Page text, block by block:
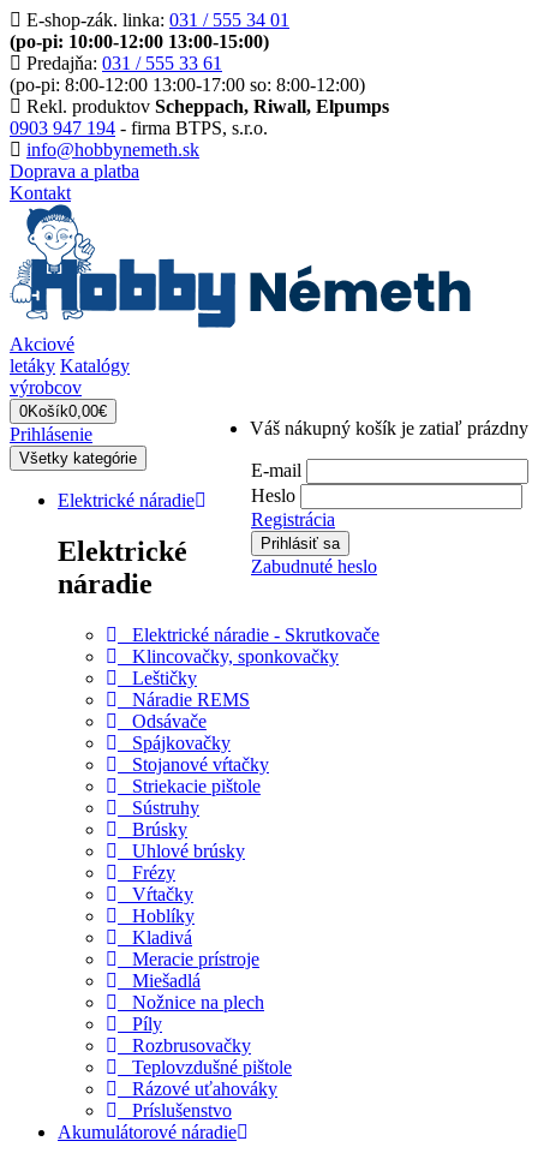
E-shop-zák. linka: 031 / 555 34 01
(po-pi: 10:00-12:00 13:00-15:00)
Predajňa: 031 / 555 33 61
(po-pi: 8:00-12:00 13:00-17:00 so: 8:00-12:00)
Rekl. produktov Scheppach, Riwall, Elpumps
0903 947 194 - firma BTPS, s.r.o.
info@hobbynemeth.sk
Doprava a platba
Kontakt
Akciové
letáky Katalógy
výrobcov
0Košík0,00€
Váš nákupný košík je zatiaľ prázdny
Prihlásenie
E-mail
Heslo
Registrácia
Zabudnuté heslo
Všetky kategórie
Elektrické náradie
Elektrické
náradie
Elektrické náradie - Skrutkovače
Klincovačky, sponkovačky
Leštičky
Náradie REMS
Odsávače
Spájkovačky
Stojanové vŕtačky
Striekacie pištole
Sústruhy
Brúsky
Uhlové brúsky
Frézy
Vŕtačky
Hoblíky
Kladivá
Meracie prístroje
Miešadlá
Nožnice na plech
Píly
Rozbrusovačky
Teplovzdušné pištole
Rázové uťahováky
Príslušenstvo
Akumulátorové náradie